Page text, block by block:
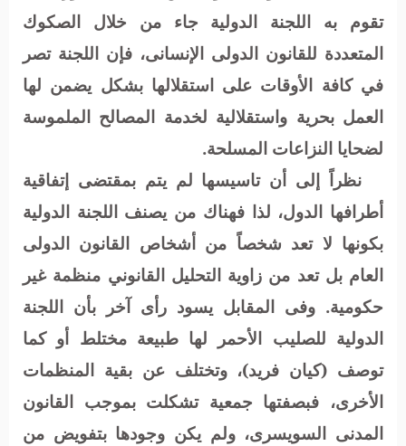
تقوم به اللجنة الدولية جاء من خلال الصكوك
المتعددة للقانون الدولى الإنسانى، فإن اللجنة تصر
في كافة الأوقات على استقلالها بشكل يضمن لها
العمل بحرية واستقلالية لخدمة المصالح الملموسة
لضحايا النزاعات المسلحة.
نظراً إلى أن تاسيسها لم يتم بمقتضى إتفاقية
أطرافها الدول، لذا فهناك من يصنف اللجنة الدولية
بكونها لا تعد شخصاً من أشخاص القانون الدولى
العام بل تعد من زاوية التحليل القانوني منظمة غير
حكومية. وفى المقابل يسود رأى آخر بأن اللجنة
الدولية للصليب الأحمر لها طبيعة مختلط أو كما
توصف (كيان فريد)، وتختلف عن بقية المنظمات
الأخرى، فبصفتها جمعية تشكلت بموجب القانون
المدنى السويسرى، ولم يكن وجودها بتفويض من